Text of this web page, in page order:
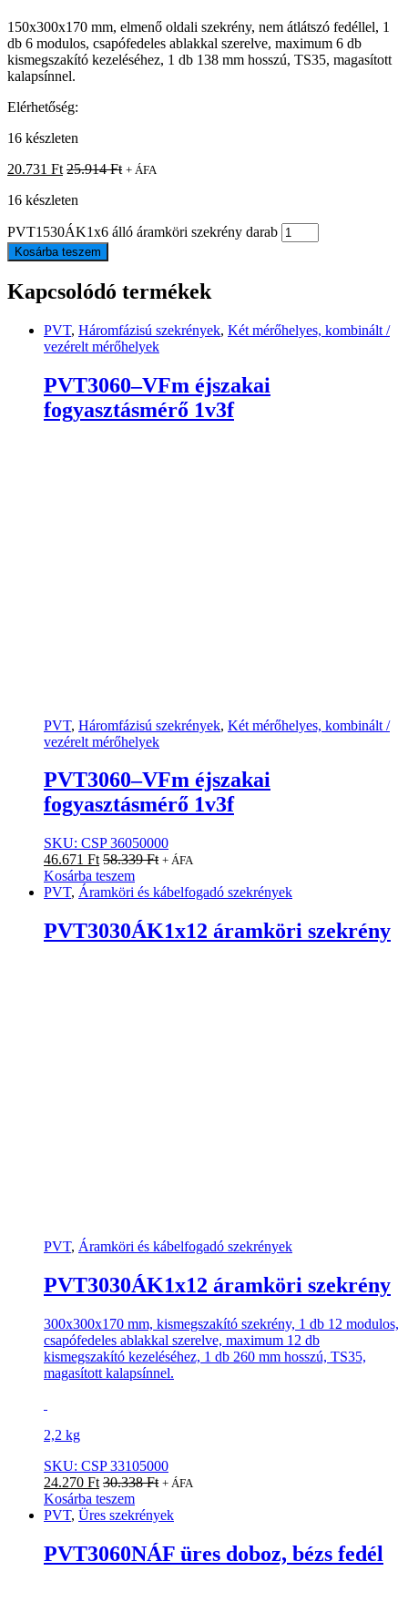
150x300x170 mm, elmenő oldali szekrény, nem átlátszó fedéllel, 1
db 6 modulos, csapófedeles ablakkal szerelve, maximum 6 db
kismegszakító kezeléséhez, 1 db 138 mm hosszú, TS35, magasított
kalapsínnel.
Elérhetőség:
16 készleten
20.731 Ft 25.914Ft + ÁFA
16 készleten
PVT1530ÁK1x6 álló áramköri szekrény darab
Kosárba teszem
Kapcsolódó termékek
PVT, Háromfázisú szekrények, Két mérőhelyes, kombinált /
vezérelt mérőhelyek
PVT3060–VFm éjszakai
fogyasztásmérő 1v3f
PVT, Háromfázisú szekrények, Két mérőhelyes, kombinált /
vezérelt mérőhelyek
PVT3060–VFm éjszakai
fogyasztásmérő 1v3f
SKU: CSP 36050000
46.671 Ft 58.339Ft + ÁFA
Kosárba teszem
PVT, Áramköri és kábelfogadó szekrények
PVT3030ÁK1x12 áramköri szekrény
PVT, Áramköri és kábelfogadó szekrények
PVT3030ÁK1x12 áramköri szekrény
300x300x170 mm, kismegszakító szekrény, 1 db 12 modulos,
csapófedeles ablakkal szerelve, maximum 12 db
kismegszakító kezeléséhez, 1 db 260 mm hosszú, TS35,
magasított kalapsínnel.
2,2 kg
SKU: CSP 33105000
24.270 Ft 30.338Ft + ÁFA
Kosárba teszem
PVT, Üres szekrények
PVT3060NÁF üres doboz, bézs fedél